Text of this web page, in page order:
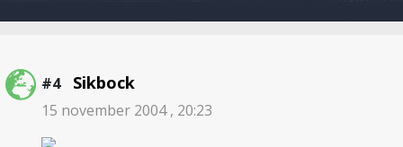
#4 Sikbock
15 november 2004 , 20:23